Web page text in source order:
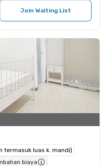
Join Waiting List
termasuk luas k. mandi)
biaya